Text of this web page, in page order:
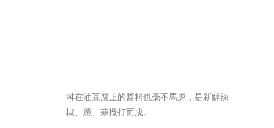
淋在油豆腐上的醬料也毫不馬虎，是新鮮辣
椒、蔥、蒜攪打而成。